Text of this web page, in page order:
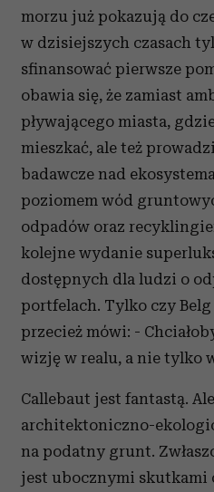
otrzymanymi od Ciebie lub
korzystania z ich usług.
morzu już pokazują do
w dzisiejszych czasach
sfinansować pierwsze
obawia się, że zamiast
pływającego miasta,
mieszkać, ale też
badawcze nad
poziomem wód
odpadów oraz
kolejne wydanie
dostępnych dla ludzi o
portfelach. Tylko czy Belg
przecież mówi: -
wizję w realu, a nie tylko
Callebaut jest fantastą.
architektoniczno-
na podatny grunt.
jest ubocznymi